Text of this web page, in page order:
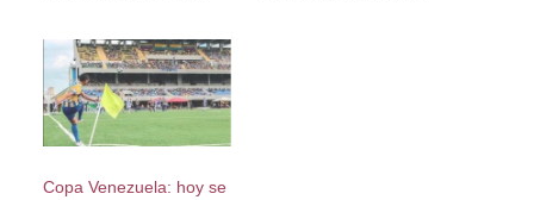
Copa Venezuela: hoy se